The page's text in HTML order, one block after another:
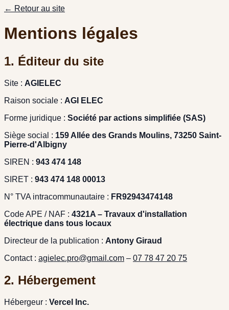
← Retour au site
Mentions légales
1. Éditeur du site
Site : AGIELEC
Raison sociale : AGI ELEC
Forme juridique : Société par actions simplifiée (SAS)
Siège social : 159 Allée des Grands Moulins, 73250 Saint-
Pierre-d'Albigny
SIREN : 943 474 148
SIRET : 943 474 148 00013
N° TVA intracommunautaire : FR92943474148
Code APE / NAF : 4321A – Travaux d'installation
électrique dans tous locaux
Directeur de la publication : Antony Giraud
Contact : agielec.pro@gmail.com – 07 78 47 20 75
2. Hébergement
Hébergeur : Vercel Inc.